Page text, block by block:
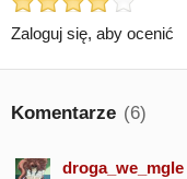
Zaloguj się, aby ocenić
Komentarze (6)
droga_we_mgle